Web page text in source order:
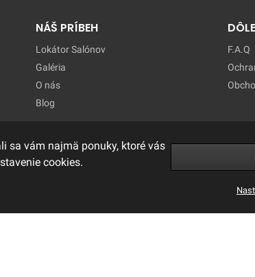
NÁŠ PRÍBEH
Lokátor Salónov
Galéria
O nás
Blog
F.A.Q
sa vám najmä ponuky, ktoré vás
cookies.